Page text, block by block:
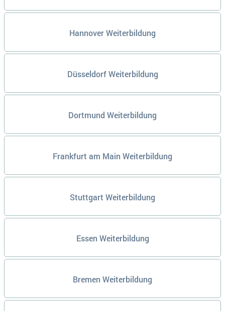
Hannover Weiterbildung
Düsseldorf Weiterbildung
Dortmund Weiterbildung
Frankfurt am Main Weiterbildung
Stuttgart Weiterbildung
Essen Weiterbildung
Bremen Weiterbildung